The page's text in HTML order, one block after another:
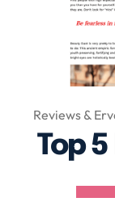
Over
Reviews &
Top